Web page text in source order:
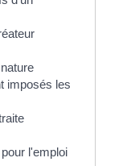
imposés les
l'emploi